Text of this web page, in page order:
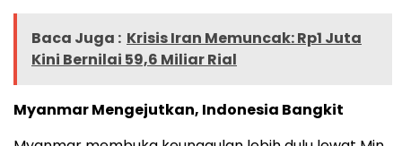
Baca Juga : Krisis Iran Memuncak: Rp1 Juta
Kini Bernilai 59,6 Miliar Rial
Myanmar Mengejutkan, Indonesia Bangkit